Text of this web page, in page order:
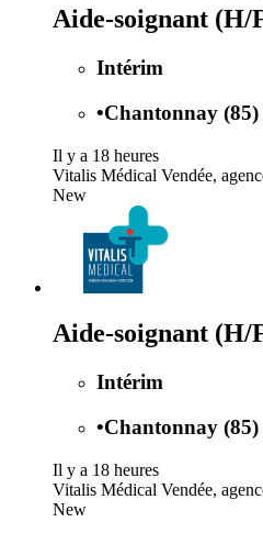
Aide-soignant (H/
Intérim
•Chantonnay (85)
Il y a 18 heures
Vitalis Médical Vendée,
New
Aide-soignant (H/
Intérim
•Chantonnay (85)
Il y a 18 heures
Vitalis Médical Vendée,
New